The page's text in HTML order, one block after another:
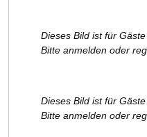
Dieses Bild ist für
Bitte anmelden oder
Dieses Bild ist für
Bitte anmelden oder